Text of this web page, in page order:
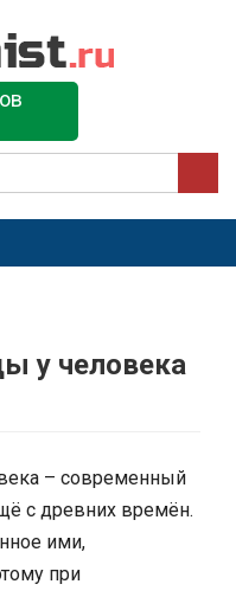
у человека
– современный
с древних времён.
ими,
при